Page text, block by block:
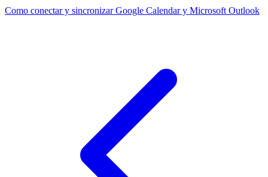
Como conectar y sincronizar Google Calendar y Microsoft Outlook